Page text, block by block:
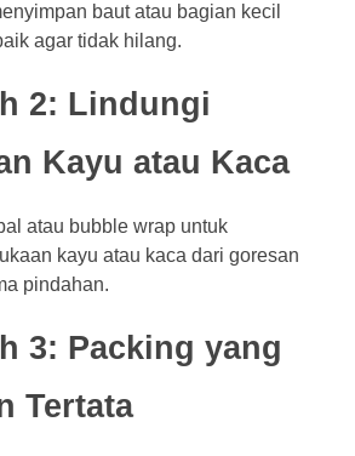
baut atau bagian kecil
agar tidak hilang.
2: Lindungi
Kayu atau Kaca
atau bubble wrap untuk
kayu atau kaca dari goresan
pindahan.
3: Packing yang
Tertata